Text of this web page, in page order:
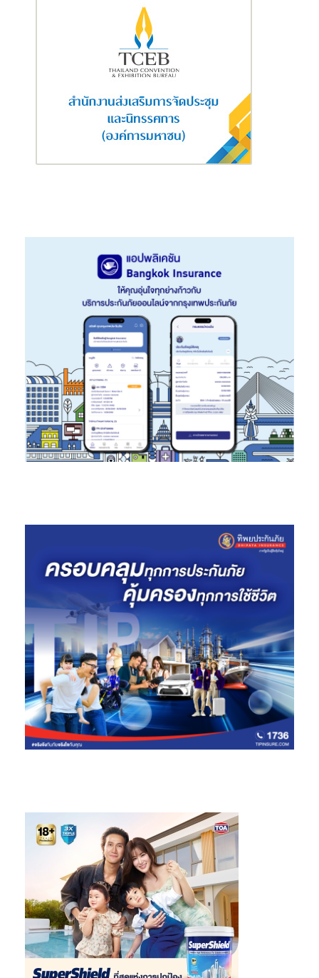
ครั้งนี้ ทราเวลโลก้าจะใช้ความสามารถในการประมวลผลและวิเคราะห์
พฤติกรรมของผู้ใช้งานที่ได้รับจาก multi-touchpoint engagement
platform และ robust data analytics platform ในขณะที่ SCB 10X มี
เป้าประสงค์ในการเพิ่มขีดความสามารถและพัฒนาเทคโนโลยีโดยอาศัย
ฐานลูกค้าของธนาคารไทยพาณิชย์ที่มีผู้ใช้งานมากกว่า 16 ล้านคนใน
ประเทศ โดยอาศัยความเชี่ยวชาญด้านการให้บริการทางการเงินแก่ผู้
บริโภคในตลาดประเทศไทย”
มร.ซีซาร์ อินทรา ประธาน ทราเวลโลก้า กรุ๊ป ( Mr. Caesar Indra
President of Traveloka Group)กล่าวว่า เรามีความยินดีเป็นอย่าง
ยิ่งที่ได้ร่วมเป็นพันธมิตรกับ SCB 10X เพื่อจัดตั้งบริษัทร่วมทุนแห่งแรก
พร้อมไปกับการเติบโตของธุรกิจฟินเทค (Fintech) โดย SCB 10X
และธนาคารไทยพาณิชย์เป็นสถาบันการเงินชั้นนำที่มีประสบการณ์
และความเชี่ยวชาญในการให้บริการทางการเงิน มีชื่อเสียงทั่วประเทศ
เกิดการพัฒนาผลิตภัณฑ์ทางการเงินและบริการทางการเงินตามความ
ทราเวลโลก้า เชื่อมั่นว่า เราจะมีโอกาสพัฒนาผลิตภัณฑ์ต่างๆ เพื่อผู้
บริโภคในประเทศไทยได้อย่างแน่นอน แม้ว่าตามสถิติแล้ว ใน
ประเทศไทยจะมีผู้ถือบัตรเครดิตเพียงร้อยละ 30 แต่เราเห็นถึงความ
ต้องการของผู้บริโภคในประเทศไทยเช่นเดียวกับที่เรามองเห็นความ
ต้องการและโอกาสต่างๆ เหล่านี้ในประเทศอินโดนีเซีย ทราเวลโลก้าจะ
นำความสามารถอันแข็งแกร่งของเราในการวิเคราะห์และประมวลผล
การติดตามพฤติกรรมของผู้บริโภคมาใช้ประโยชน์เพื่อพัฒนา
ผลิตภัณฑ์ด้านการเงินสำหรับลูกค้าแต่ละรายเพื่อให้ลูกค้าสามารถเข้า
ถึงการให้บริการทางการเงิน เพื่อจะได้มีโอกาสสัมผัสกับประการณ์และ
การท่องเที่ยว
ผ่อน เราจึงได้พัฒนาบริการเพื่อตอบโจทย์ของผู้บริโภคในเวลาต่อมา
ในปี 2018 ทราเวลโลก้า เริ่มให้บริการ “Buy Now Pay Later (BNPL)”
ในประเทศอินโดนีเซีย และได้พัฒนาผลิตภัณฑ์อื่นๆ เพิ่มเติมอีกในภาย
หลัง รวมทั้ง Paylater Credit Card เพื่อตอบสนองความต้องการของ
ผู้ใช้งานเพื่อให้ผู้ใช้งานมีโอกาสท่องเที่ยวและเข้าถึงบริการด้านไลฟ์
สไตล์อื่นๆ ทราเวลโลก้า หวังเป็นอย่างยิ่งที่จะใช้โอกาสนี้ในการพัฒนา
ผลิตภัณฑ์รูปแบบใหม่ๆ เพื่อตอบสนองความต้องการของผู้บริโภค
เพื่อให้ผู้บริโภคเข้าถึงการท่องเที่ยวและไลฟ์สไตล์ได้ง่ายยิ่งขึ้นผ่าน
การให้บริการทางการเงินของเรา